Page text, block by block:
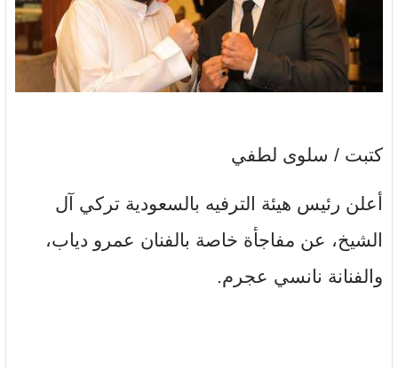
كتبت / سلوى لطفي
أعلن رئيس هيئة الترفيه بالسعودية تركي آل
الشيخ، عن مفاجأة خاصة بالفنان عمرو دياب،
والفنانة نانسي عجرم.